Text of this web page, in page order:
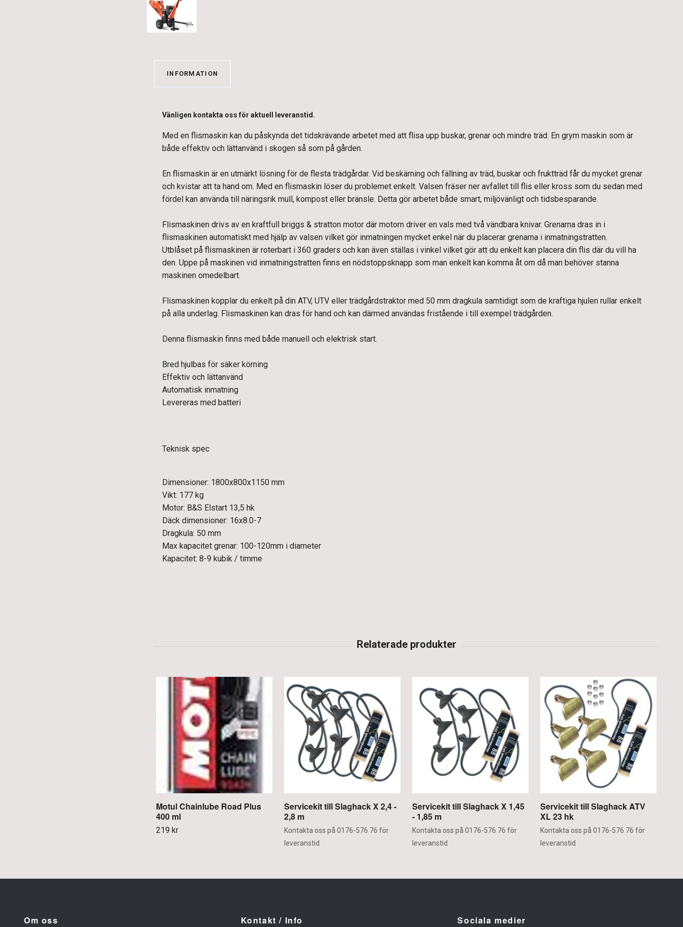
INFORMATION
Vänligen kontakta oss för aktuell leveranstid.
Med en flismaskin kan du påskynda det tidskrävande arbetet med att flisa upp buskar, grenar och mindre träd. En grym maskin som är
både effektiv och lättanvänd i skogen så som på gården.
En flismaskin är en utmärkt lösning för de flesta trädgårdar. Vid beskärning och fällning av träd, buskar och fruktträd får du mycket grenar
och kvistar att ta hand om. Med en flismaskin löser du problemet enkelt. Valsen fräser ner avfallet till flis eller kross som du sedan med
fördel kan använda till näringsrik mull, kompost eller bränsle. Detta gör arbetet både smart, miljövänligt och tidsbesparande.
Flismaskinen drivs av en kraftfull briggs & stratton motor där motorn driver en vals med två vändbara knivar. Grenarna dras in i
flismaskinen automatiskt med hjälp av valsen vilket gör inmatningen mycket enkel när du placerar grenarna i inmatningstratten.
Utblåset på flismaskinen är roterbart i 360 graders och kan även ställas i vinkel vilket gör att du enkelt kan placera din flis där du vill ha
den. Uppe på maskinen vid inmatningstratten finns en nödstoppsknapp som man enkelt kan komma åt om då man behöver stanna
maskinen omedelbart.
Flismaskinen kopplar du enkelt på din ATV, UTV eller trädgårdstraktor med 50 mm dragkula samtidigt som de kraftiga hjulen rullar enkelt
på alla underlag. Flismaskinen kan dras för hand och kan därmed användas fristående i till exempel trädgården.
Denna flismaskin finns med både manuell och elektrisk start.
Bred hjulbas för säker körning
Effektiv och lättanvänd
Automatisk inmatning
Levereras med batteri
Teknisk spec
Dimensioner: 1800x800x1150 mm
Vikt: 177 kg
Motor: B&S Elstart 13,5 hk
Däck dimensioner: 16x8.0-7
Dragkula: 50 mm
Max kapacitet grenar: 100-120mm i diameter
Kapacitet: 8-9 kubik / timme
Motul Chainlube Road Plus
400 ml
219 kr
Servicekit till Slaghack X 2,4 -
2,8 m
Kontakta oss på 0176-576 76 för
leveranstid
Servicekit till Slaghack X 1,45
- 1,85 m
Kontakta oss på 0176-576 76 för
leveranstid
Servicekit till Slaghack ATV
XL 23 hk
Kontakta oss på 0176-576 76 för
leveranstid
Om oss Kontakt / Info Sociala medier